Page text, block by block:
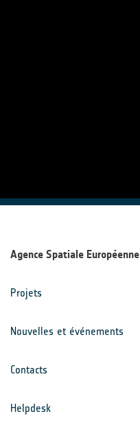
Agence Spatiale Européenne
Projets
Nouvelles et événements
Contacts
Helpdesk